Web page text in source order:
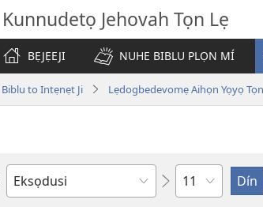
Kunnudetọ Jehovah Tọn Lẹ
BẸJẸEJI
NUHE BIBLU PLỌN MÍ
Biblu to Intẹnẹt Ji Lẹdogbedevomẹ Aihọn Yọyọ Tọn
Bible
Weta